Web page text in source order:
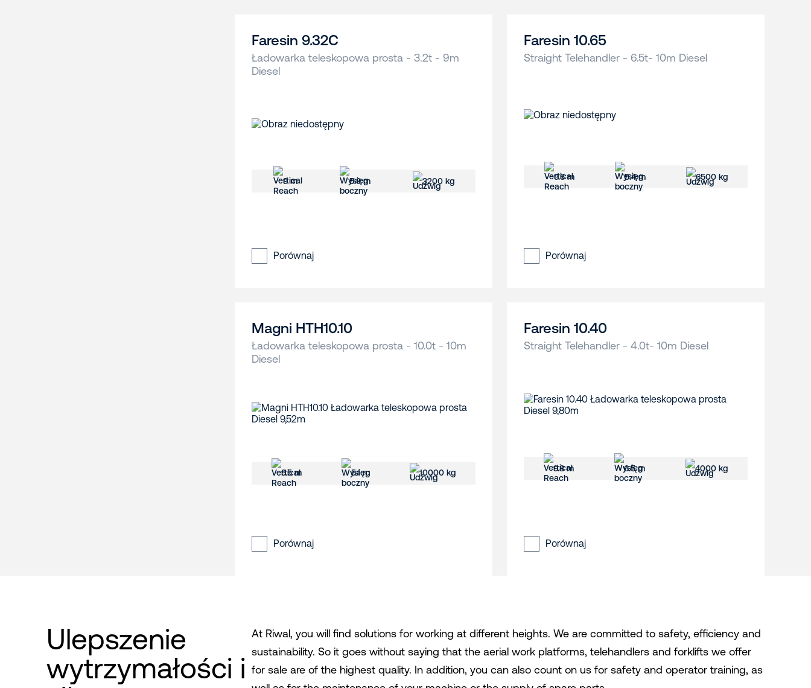
Faresin 9.32C
Ładowarka teleskopowa prosta - 3.2t - 9m
Diesel
9 m 5.9 m 3200 kg
Porównaj
Faresin 10.65
Straight Telehandler - 6.5t- 10m Diesel
9.5 m 5.4 m 6500 kg
Porównaj
Magni HTH10.10
Ładowarka teleskopowa prosta - 10.0t - 10m
Diesel
9.5 m 5.1 m 10000 kg
Porównaj
Faresin 10.40
Straight Telehandler - 4.0t- 10m Diesel
9.8 m 6.5 m 4000 kg
Porównaj
Ulepszenie
wytrzymałości i
At Riwal, you will find solutions for working at different heights. We are committed to safety, efficiency and
sustainability. So it goes without saying that the aerial work platforms, telehandlers and forklifts we offer
for sale are of the highest quality. In addition, you can also count on us for safety and operator training, as